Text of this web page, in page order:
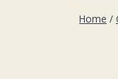
Home /